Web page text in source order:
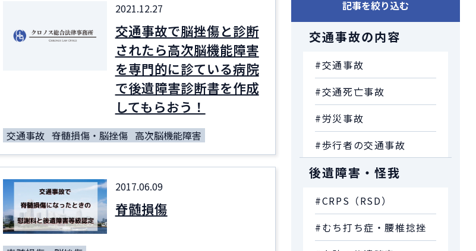
2021.12.27
交通事故で脳挫傷と診断
されたら高次脳機能障害
を専門的に診ている病院
で後遺障害診断書を作成
してもらおう！
交通事故 脊髄損傷・脳挫傷 高次脳機能障害
2017.06.09
脊髄損傷
記事を絞り込む
交通事故の内容
#交通事故
#交通死亡事故
#労災事故
#歩行者の交通事故
後遺障害・怪我
#CRPS（RSD）
#むち打ち症・腰椎捻挫